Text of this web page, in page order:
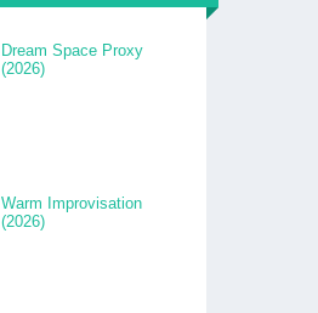
Dream Space Proxy
(2026)
Warm Improvisation
(2026)